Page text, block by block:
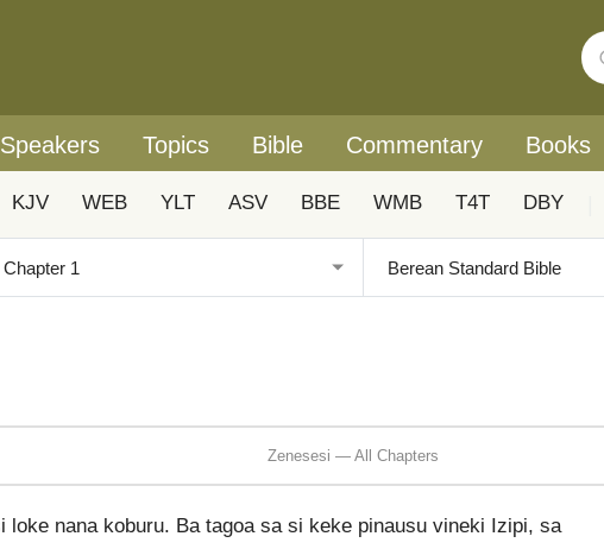
Speakers Topics Bible Commentary Books
KJV WEB YLT ASV BBE WMB T4T DBY
Zenesesi — All Chapters
loke nana koburu. Ba tagoa sa si keke pinausu vineki Izipi, sa